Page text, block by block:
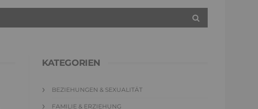
KATEGORIEN
BEZIEHUNGEN & SEXUALITÄT
FAMILIE & ERZIEHUNG